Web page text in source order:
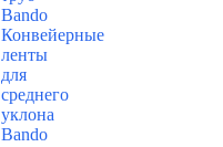
Bando
Конвейерные
ленты
для
среднего
уклона
Bando